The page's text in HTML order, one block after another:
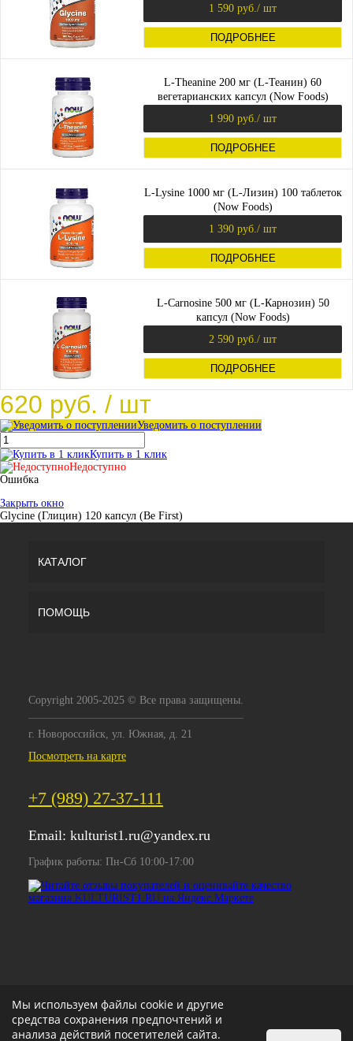
1 590 руб. / шт
ПОДРОБНЕЕ
L-Theanine 200 мг (L-Теанин) 60
вегетарианских капсул (Now Foods)
1 990 руб. / шт
ПОДРОБНЕЕ
L-Lysine 1000 мг (L-Лизин) 100 таблеток
(Now Foods)
1 390 руб. / шт
ПОДРОБНЕЕ
L-Carnosine 500 мг (L-Карнозин) 50
капсул (Now Foods)
2 590 руб. / шт
ПОДРОБНЕЕ
620 руб. / шт
Уведомить о поступлении
Купить в 1 клик
Недоступно
Ошибка
Закрыть окно
Glycine (Глицин) 120 капсул (Be First)
КАТАЛОГ
ПОМОЩЬ
Copyright 2005-2025 © Все права защищены.
г. Новороссийск, ул. Южная, д. 21
Посмотреть на карте
+7 (989) 27-37-111
Email: kulturist1.ru@yandex.ru
График работы: Пн-Сб 10:00-17:00
Мы используем файлы cookie и другие
средства сохранения предпочтений и
анализа действий посетителей сайта.